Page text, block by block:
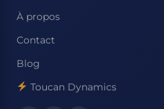
À propos
Contact
Blog
Toucan Dynamics